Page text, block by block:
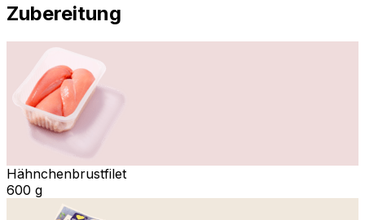
Zubereitung
Hähnchenbrustfilet
600 g